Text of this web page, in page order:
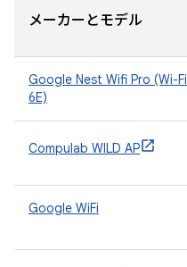
メーカーとモデル
Google Nest Wifi Pro (Wi-Fi
6E)
Compulab WILD AP
Google WiFi